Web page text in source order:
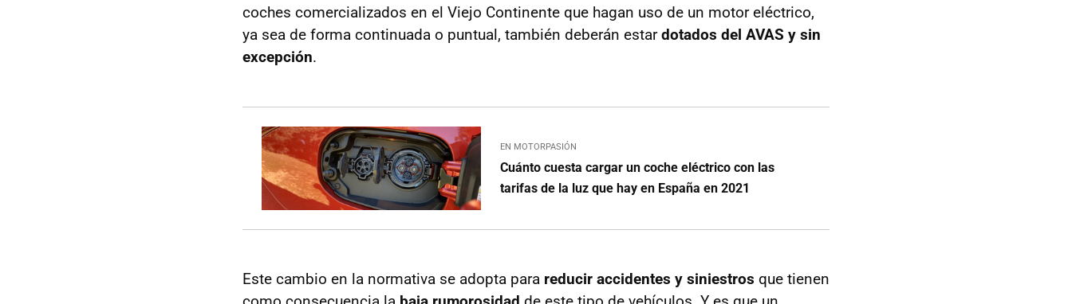
coches comercializados en el Viejo Continente que hagan uso de un motor eléctrico,
ya sea de forma continuada o puntual, también deberán estardotados del AVAS y sin
excepción.
EN MOTORPASIÓN
Cuánto cuesta cargar un coche eléctrico con las
tarifas de la luz que hay en España en 2021
Este cambio en la normativa se adopta para reducir accidentes y siniestros que tienen